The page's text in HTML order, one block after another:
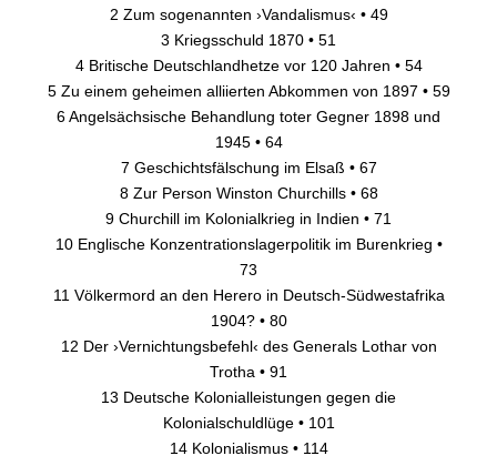
2 Zum sogenannten ›Vandalismus‹ • 49
3 Kriegsschuld 1870 • 51
4 Britische Deutschlandhetze vor 120 Jahren • 54
5 Zu einem geheimen alliierten Abkommen von 1897 • 59
6 Angelsächsische Behandlung toter Gegner 1898 und
1945 • 64
7 Geschichtsfälschung im Elsaß • 67
8 Zur Person Winston Churchills • 68
9 Churchill im Kolonialkrieg in Indien • 71
10 Englische Konzentrationslagerpolitik im Burenkrieg •
73
11 Völkermord an den Herero in Deutsch-Südwestafrika
1904? • 80
12 Der ›Vernichtungsbefehl‹ des Generals Lothar von
Trotha • 91
13 Deutsche Kolonialleistungen gegen die
Kolonialschuldlüge • 101
14 Kolonialismus • 114